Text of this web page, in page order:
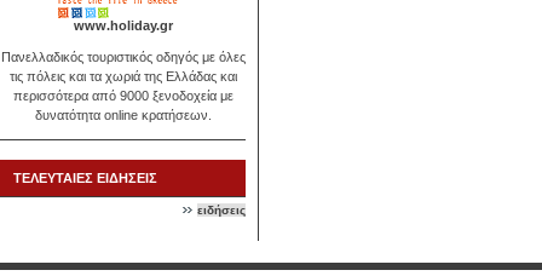
www.holiday.gr
Πανελλαδικός τουριστικός οδηγός με όλες
τις πόλεις και τα χωριά της Ελλάδας και
περισσότερα από 9000 ξενοδοχεία με
δυνατότητα online κρατήσεων.
ΤΕΛΕΥΤΑΙΕΣ ΕΙΔΗΣΕΙΣ
ειδήσεις